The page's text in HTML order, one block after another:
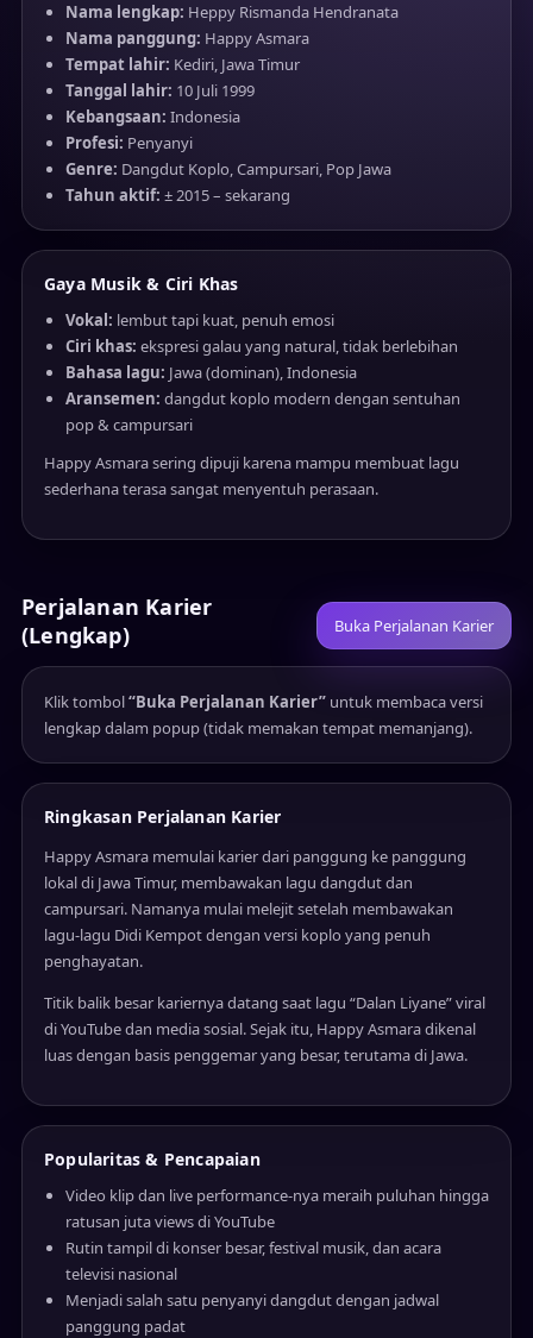
Nama lengkap: Heppy Rismanda Hendranata
Nama panggung: Happy Asmara
Tempat lahir: Kediri, Jawa Timur
Tanggal lahir: 10 Juli 1999
Kebangsaan: Indonesia
Profesi: Penyanyi
Genre: Dangdut Koplo, Campursari, Pop Jawa
Tahun aktif: ± 2015 – sekarang
Gaya Musik & Ciri Khas
Vokal: lembut tapi kuat, penuh emosi
Ciri khas: ekspresi galau yang natural, tidak berlebihan
Bahasa lagu: Jawa (dominan), Indonesia
Aransemen: dangdut koplo modern dengan sentuhan
pop & campursari
Happy Asmara sering dipuji karena mampu membuat lagu
sederhana terasa sangat menyentuh perasaan.
Perjalanan Karier
(Lengkap)
Buka Perjalanan Karier
Klik tombol“Buka Perjalanan Karier”untuk membaca versi
lengkap dalam popup (tidak memakan tempat memanjang).
Ringkasan Perjalanan Karier
Happy Asmara memulai karier dari panggung ke panggung
lokal di Jawa Timur, membawakan lagu dangdut dan
campursari. Namanya mulai melejit setelah membawakan
lagu-lagu Didi Kempot dengan versi koplo yang penuh
penghayatan.
Titik balik besar kariernya datang saat lagu “Dalan Liyane” viral
di YouTube dan media sosial. Sejak itu, Happy Asmara dikenal
luas dengan basis penggemar yang besar, terutama di Jawa.
Popularitas & Pencapaian
Video klip dan live performance-nya meraih puluhan hingga
ratusan juta views di YouTube
Rutin tampil di konser besar, festival musik, dan acara
televisi nasional
Menjadi salah satu penyanyi dangdut dengan jadwal
panggung padat